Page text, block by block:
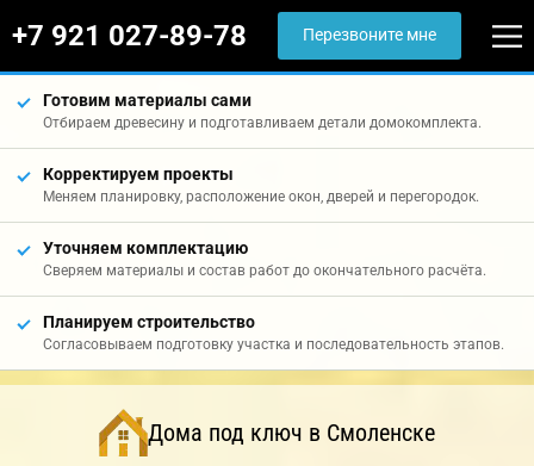
+7 921 027-89-78 Перезвоните мне
Готовим материалы сами
Отбираем древесину и подготавливаем детали домокомплекта.
Корректируем проекты
Меняем планировку, расположение окон, дверей и перегородок.
Уточняем комплектацию
Сверяем материалы и состав работ до окончательного расчёта.
Планируем строительство
Согласовываем подготовку участка и последовательность этапов.
Дома под ключ в Смоленске